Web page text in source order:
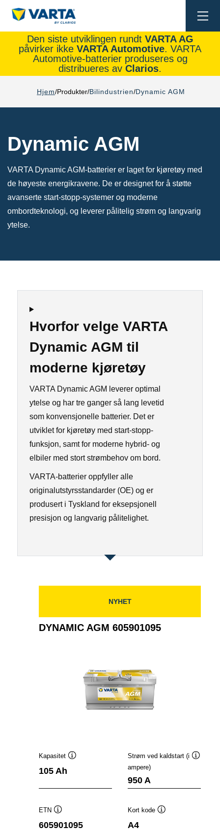
Den siste utviklingen rundt VARTA AG
påvirker ikke VARTA Automotive. VARTA
Automotive-batterier produseres og
distribueres av Clarios.
Hjem Produkter Bilindustrien Dynamic AGM
Dynamic AGM
VARTA Dynamic AGM-batterier er laget for kjøretøy med
de høyeste energikravene. De er designet for å støtte
avanserte start-stopp-systemer og moderne
ombordteknologi, og leverer pålitelig strøm og langvarig
ytelse.
Hvorfor velge VARTA
Dynamic AGM til
moderne kjøretøy
VARTA Dynamic AGM leverer optimal
ytelse og har tre ganger så lang levetid
som konvensjonelle batterier. Det er
utviklet for kjøretøy med start-stopp-
funksjon, samt for moderne hybrid- og
elbiler med stort strømbehov om bord.
VARTA-batterier oppfyller alle
originalutstyrsstandarder (OE) og er
produsert i Tyskland for eksepsjonell
presisjon og langvarig pålitelighet.
NYHET
DYNAMIC AGM 605901095
Kapasitet
105 Ah
Strøm ved kaldstart (i
ampere)
950 A
ETN
605901095
Kort kode
A4